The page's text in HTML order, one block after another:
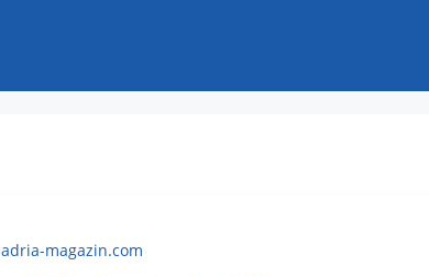
adria-magazin.com